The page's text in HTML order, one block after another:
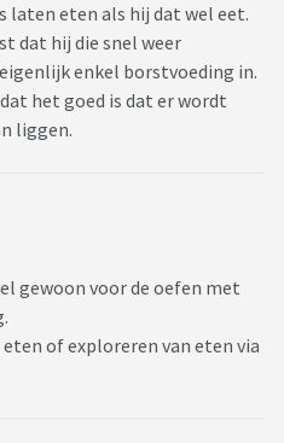
laten eten als hij dat wel eet.
dat hij die snel weer
enkel borstvoeding in.
het goed is dat er wordt
liggen.
gewoon voor de oefen met
of exploreren van eten via